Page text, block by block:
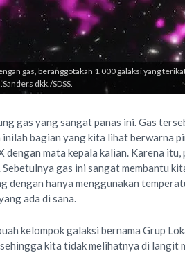
gas, beranggotakan 1.000 galaksi yang
dkk./SDSS.
gas yang sangat panas ini. Gas
bagian yang kita lihat berwarna
mata kepala kalian. Karena itu,
gas ini sangat membantu
dengan hanya menggunakan
ada di sana.
kelompok galaksi bernama Grup
kita tidak melihatnya di langit